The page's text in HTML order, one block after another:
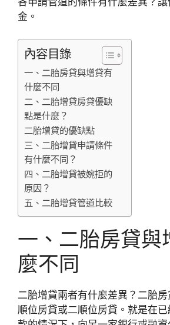
金。
內容目錄
一、二胎房貸與增貸有
什麼不同
二、二胎增貸房貸優缺
點是什麼？
二胎增貸的優缺點
三、二胎增貸申請條件
有什麼不同？
四、二胎增貸被婉拒的
原因？
五、二胎增貸管道比較
一、二胎房貸與
麼不同
二胎增貸兩者有什麼差異？二胎
順位房貸或二順位房貸。就是在